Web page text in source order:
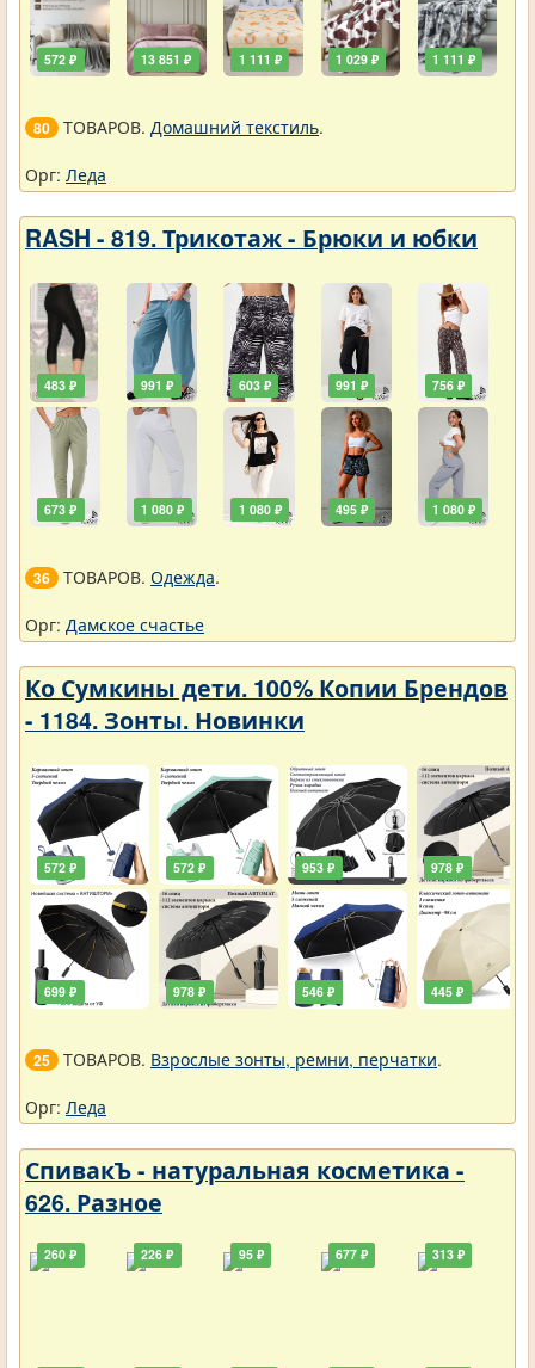
572 ₽ 13 851 ₽ 1 111 ₽ 1 029 ₽ 1 111 ₽
80 ТОВАРОВ. Домашний текстиль.
Орг: Леда
RASH - 819. Трикотаж - Брюки и юбки
483 ₽
673 ₽
991 ₽
1 080 ₽
603 ₽
1 080 ₽
991 ₽
495 ₽
756 ₽
1 080 ₽
36 ТОВАРОВ. Одежда.
Орг: Дамское счастье
Ко Сумкины дети. 100% Копии Брендов
- 1184. Зонты. Новинки
572 ₽
699 ₽
572 ₽
978 ₽
953 ₽
546 ₽
978 ₽
445 ₽
25 ТОВАРОВ. Взрослые зонты, ремни, перчатки.
Орг: Леда
СпивакЪ - натуральная косметика -
626. Разное
260 ₽ 226 ₽ 95 ₽ 677 ₽ 313 ₽